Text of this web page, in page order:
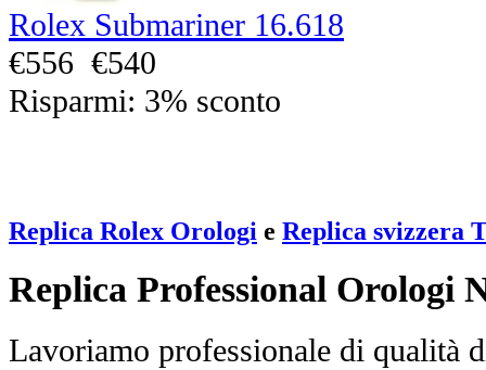
Rolex Submariner 16.618
€556 €540
Risparmi: 3% sconto
Replica Rolex Orologi e Replica svizzera
Replica Professional Orologi
Lavoriamo professionale di qualità